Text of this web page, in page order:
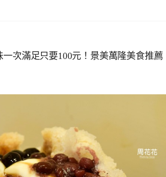
一次滿足只要100元！景美萬隆美食推薦